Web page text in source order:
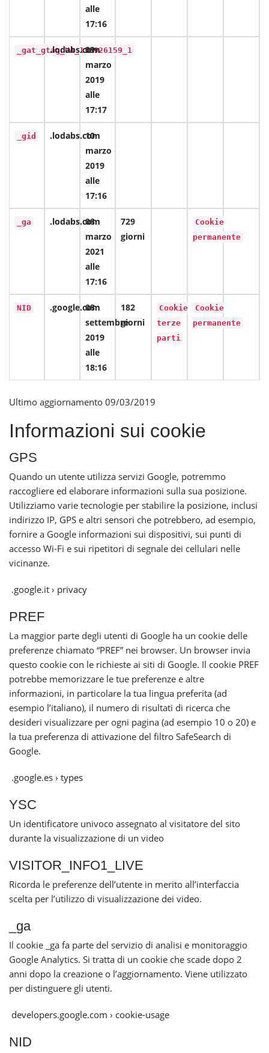
alle
17:16
_gat_gtag_UA_133926159_1
.lodabs.com
09
marzo
2019
alle
17:17
_gid .lodabs.com
10
marzo
2019
alle
17:16
_ga .lodabs.com
08
marzo
2021
alle
17:16
729
giorni
Cookie
permanente
NID .google.com
08
settembre
2019
alle
18:16
182
giorni
Cookie
terze
parti
Cookie
permanente
Ultimo aggiornamento 09/03/2019
Informazioni sui cookie
GPS
Quando un utente utilizza servizi Google, potremmo
raccogliere ed elaborare informazioni sulla sua posizione.
Utilizziamo varie tecnologie per stabilire la posizione, inclusi
indirizzo IP, GPS e altri sensori che potrebbero, ad esempio,
fornire a Google informazioni sui dispositivi, sui punti di
accesso Wi-Fi e sui ripetitori di segnale dei cellulari nelle
vicinanze.
.google.it › privacy
PREF
La maggior parte degli utenti di Google ha un cookie delle
preferenze chiamato “PREF” nei browser. Un browser invia
questo cookie con le richieste ai siti di Google. Il cookie PREF
potrebbe memorizzare le tue preferenze e altre
informazioni, in particolare la tua lingua preferita (ad
esempio l’italiano), il numero di risultati di ricerca che
desideri visualizzare per ogni pagina (ad esempio 10 o 20) e
la tua preferenza di attivazione del filtro SafeSearch di
Google.
.google.es › types
YSC
Un identificatore univoco assegnato al visitatore del sito
durante la visualizzazione di un video
VISITOR_INFO1_LIVE
Ricorda le preferenze dell’utente in merito all’interfaccia
scelta per l’utilizzo di visualizzazione dei video.
_ga
Il cookie _ga fa parte del servizio di analisi e monitoraggio
Google Analytics. Si tratta di un cookie che scade dopo 2
anni dopo la creazione o l’aggiornamento. Viene utilizzato
per distinguere gli utenti.
developers.google.com › cookie-usage
NID